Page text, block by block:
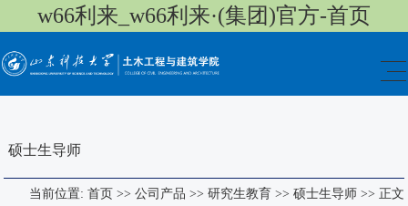
w66利来_w66利来·(集团)官方-首页
硕士生导师
当前位置: 首页 >> 公司产品 >> 研究生教育 >> 硕士生导师 >> 正文